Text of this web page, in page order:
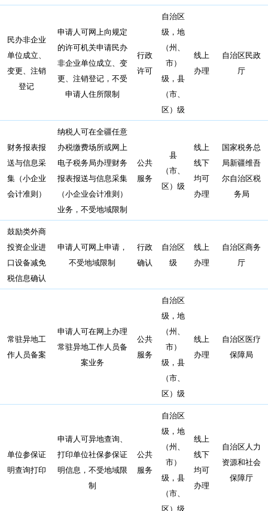
民办非企业
单位成立、
变更、注销
登记
申请人可网上向规定
的许可机关申请民办
非企业单位成立、变
更、注销登记，不受
申请人住所限制
行政
许可
自治区
级，地
（州、
市）
级，县
（市、
区）级
线上
办理
自治区民政
厅
财务报表报
送与信息采
集（小企业
会计准则）
纳税人可在全疆任意
办税缴费场所或网上
电子税务局办理财务
报表报送与信息采集
（小企业会计准则）
业务，不受地域限制
公共
服务
县
（市、
区）级
线上
线下
均可
办理
国家税务总
局新疆维吾
尔自治区税
务局
鼓励类外商
投资企业进
口设备减免
税信息确认
申请人可网上申请，
不受地域限制
行政
确认
自治区
级
线上
办理
自治区商务
厅
常驻异地工
作人员备案
申请人可在网上办理
常驻异地工作人员备
案业务
公共
服务
自治区
级，地
（州、
市）
级，县
（市、
区）级
线上
办理
自治区医疗
保障局
单位参保证
明查询打印
申请人可异地查询、
打印单位社保参保证
明信息，不受地域限
制
公共
服务
自治区
级，地
（州、
市）
级，县
（市、
区）级
线上
线下
均可
办理
自治区人力
资源和社会
保障厅